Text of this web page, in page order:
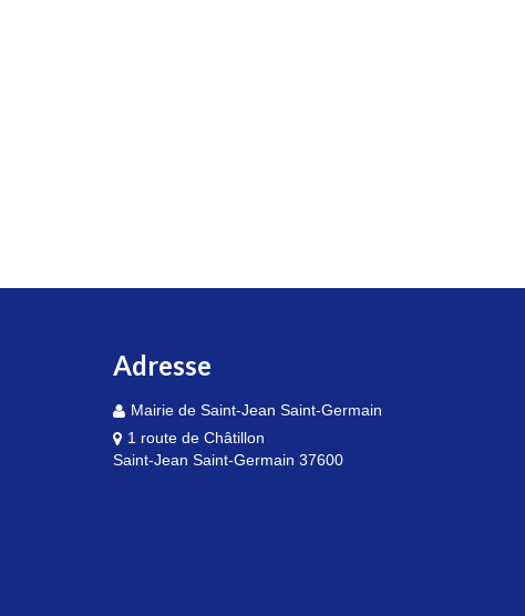
Adresse
Mairie de Saint-Jean Saint-Germain
1 route de Châtillon
Saint-Jean Saint-Germain 37600